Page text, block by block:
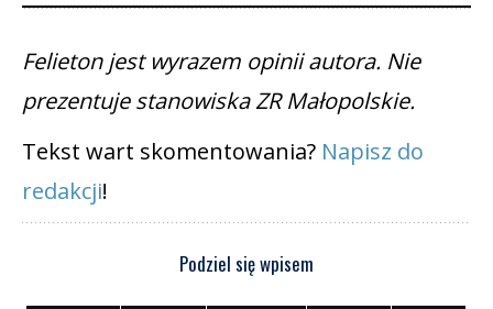
Felieton jest wyrazem opinii autora. Nie
prezentuje stanowiska ZR Małopolskie.
Tekst wart skomentowania? Napisz do
redakcji!
Podziel się wpisem